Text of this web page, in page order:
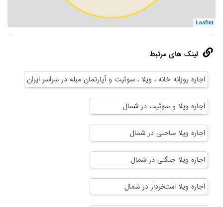
Leaflet
لینک های مرتبط
اجاره روزانه خانه ، ویلا ، سوئیت و آپارتمان مبله در سراسر ایران
اجاره ویلا و سوئیت در شمال
اجاره ویلا ساحلی در شمال
اجاره ویلا جنگلی در شمال
اجاره ویلا استخردار در شمال